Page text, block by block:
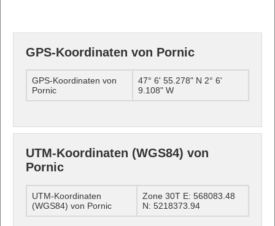
GPS-Koordinaten von Pornic
GPS-Koordinaten von
Pornic
47° 6' 55.278" N 2° 6'
9.108" W
UTM-Koordinaten (WGS84) von
Pornic
UTM-Koordinaten
(WGS84) von Pornic
Zone 30T E: 568083.48
N: 5218373.94